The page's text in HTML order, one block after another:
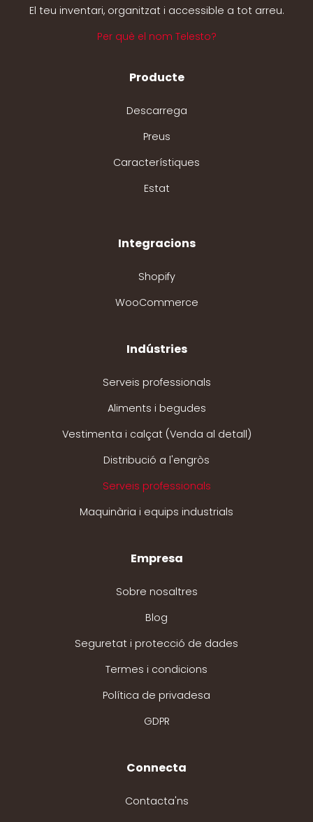
El teu inventari, organitzat i accessible a tot arreu.
Per què el nom Telesto?
Producte
Descarrega
Preus
Característiques
Estat
Integracions
Shopify
WooCommerce
Indústries
Serveis professionals
Aliments i begudes
Vestimenta i calçat (Venda al detall)
Distribució a l'engròs
Serveis professionals
Maquinària i equips industrials
Empresa
Sobre nosaltres
Blog
Seguretat i protecció de dades
Termes i condicions
Política de privadesa
GDPR
Connecta
Contacta'ns